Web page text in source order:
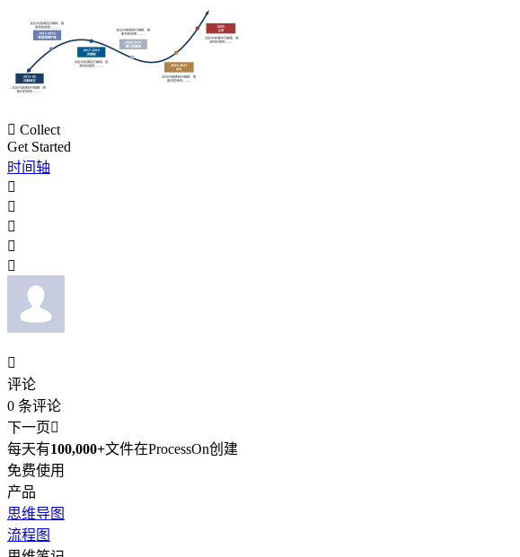
 Collect
Get Started
时间轴






评论
0 条评论
下一页
每天有100,000+文件在ProcessOn创建
免费使用
产品
思维导图
流程图